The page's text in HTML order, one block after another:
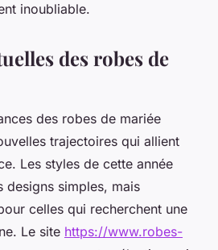
inoubliable.
des robes de
des robes de mariée
trajectoires qui allient
Les styles de cette année
designs simples, mais
celles qui recherchent une
Le site https://www.robes-